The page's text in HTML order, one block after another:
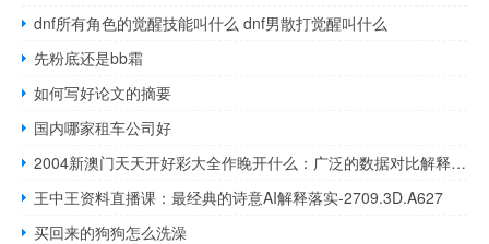
dnf所有角色的觉醒技能叫什么 dnf男散打觉醒叫什么
先粉底还是bb霜
如何写好论文的摘要
国内哪家租车公司好
2004新澳门天天开好彩大全作睌开什么：广泛的数据对比解释落实-3190.WIN.200
王中王资料直播课：最经典的诗意AI解释落实-2709.3D.A627
买回来的狗狗怎么洗澡